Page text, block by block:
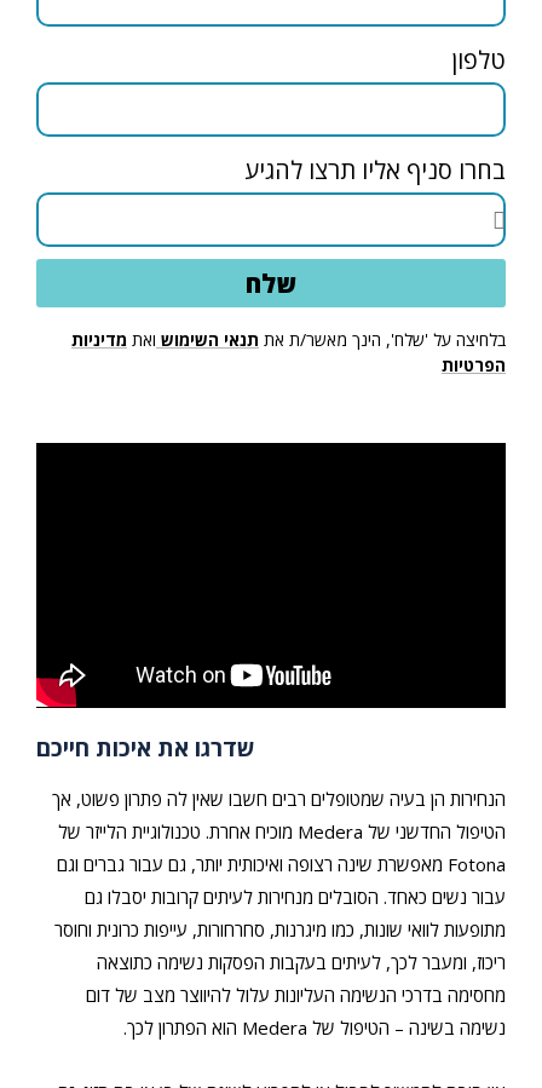
טלפון
בחרו סניף אליו תרצו להגיע
שלח
בלחיצה על 'שלח', הינך מאשר/ת את תנאי השימוש ואת מדיניות
הפרטיות
שדרגו את איכות חייכם
הנחירות הן בעיה שמטופלים רבים חשבו שאין לה פתרון פשוט, אך
הטיפול החדשני של Medera מוכיח אחרת. טכנולוגיית הלייזר של
Fotona מאפשרת שינה רצופה ואיכותית יותר, גם עבור גברים וגם
עבור נשים כאחד. הסובלים מנחירות לעיתים קרובות יסבלו גם
מתופעות לוואי שונות, כמו מיגרנות, סחרחורות, עייפות כרונית וחוסר
ריכוז, ומעבר לכך, לעיתים בעקבות הפסקות נשימה כתוצאה
מחסימה בדרכי הנשימה העליונות עלול להיווצר מצב של דום
נשימה בשינה – הטיפול של Medera הוא הפתרון לכך.